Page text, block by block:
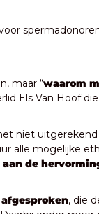
maar “waarom
niet
alle mogelijke
de
, die